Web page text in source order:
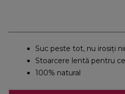
Suc peste tot, nu irosiți
Stoarcere lentă pentru
100% natural